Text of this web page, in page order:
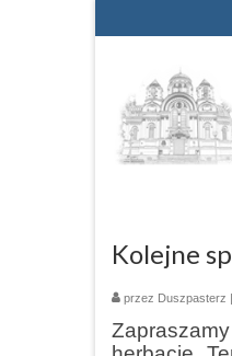
Kolejne
przez Duszpasterz